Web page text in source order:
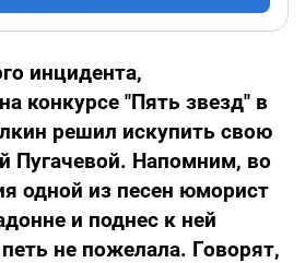
инцидента,
конкурсе "Пять звезд" в
решил искупить свою
Пугачевой. Напомним, во
одной из песен юморист
и поднес к ней
не пожелала. Говорят,